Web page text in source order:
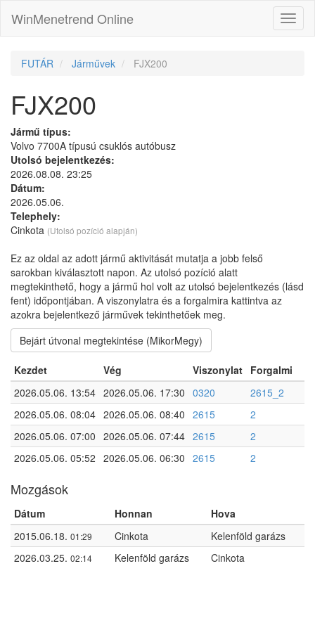
WinMenetrend Online
FUTÁR Járművek FJX200
FJX200
Jármű típus:
Volvo 7700A típusú csuklós autóbusz
Utolsó bejelentkezés:
2026.08.08. 23:25
Dátum:
2026.05.06.
Telephely:
Cinkota (Utolsó pozíció alapján)
Ez az oldal az adott jármű aktivitását mutatja a jobb felső
sarokban kiválasztott napon. Az utolsó pozíció alatt
megtekinthető, hogy a jármű hol volt az utolsó bejelentkezés (lásd
fent) időpontjában. A viszonylatra és a forgalmira kattintva az
azokra bejelentkező járművek tekinthetőek meg.
Bejárt útvonal megtekintése (MikorMegy)
Kezdet Vég Viszonylat Forgalmi
2026.05.06. 13:54 2026.05.06. 17:30 0320
2615_2
2026.05.06. 08:04 2026.05.06. 08:40 2615
2
2026.05.06. 07:00 2026.05.06. 07:44 2615
2
2026.05.06. 05:52 2026.05.06. 06:30 2615 2
Mozgások
Dátum Honnan
Hova
2015.06.18. 01:29 Cinkota
Kelenföld garázs
2026.03.25. 02:14 Kelenföld garázs Cinkota